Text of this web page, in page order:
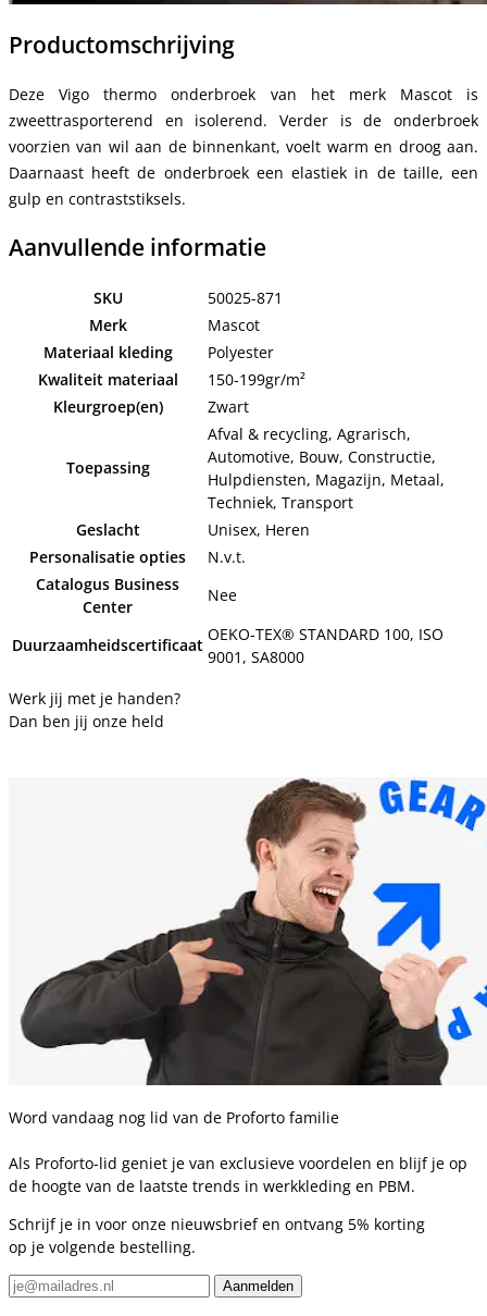
Productomschrijving
Deze Vigo thermo onderbroek van het merk Mascot is
zweettrasporterend en isolerend. Verder is de onderbroek
voorzien van wil aan de binnenkant, voelt warm en droog aan.
Daarnaast heeft de onderbroek een elastiek in de taille, een
gulp en contraststiksels.
Aanvullende informatie
SKU
50025-871
Merk
Mascot
Materiaal kleding
Polyester
Kwaliteit materiaal
150-199gr/m²
Kleurgroep(en)
Zwart
Toepassing
Afval & recycling, Agrarisch,
Automotive, Bouw, Constructie,
Hulpdiensten, Magazijn, Metaal,
Techniek, Transport
Geslacht
Unisex, Heren
Personalisatie opties
N.v.t.
Catalogus Business
Center
Nee
Duurzaamheidscertificaat
OEKO-TEX® STANDARD 100, ISO
9001, SA8000
Werk jij met je handen?
Dan ben jij onze held
Word vandaag nog lid van de Proforto familie
Als Proforto-lid geniet je van exclusieve voordelen en blijf je op
de hoogte van de laatste trends in werkkleding en PBM.
Schrijf je in voor onze nieuwsbrief en ontvang 5% korting
op je volgende bestelling.